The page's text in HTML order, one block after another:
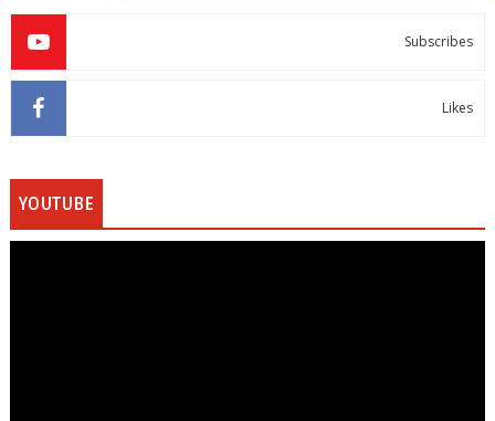
Subscribes
Likes
YOUTUBE